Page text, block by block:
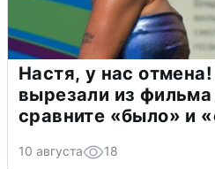
Настя, у нас
вырезали из
сравните «было» и
10 августа 18